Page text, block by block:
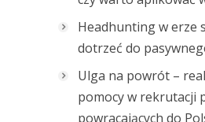
Headhunting w erze
dotrzeć do
Ulga na powrót –
pomocy w rekrutacji
powracających do